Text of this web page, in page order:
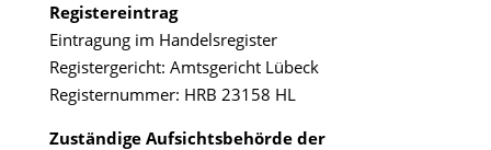
Registereintrag
Eintragung im Handelsregister
Registergericht: Amtsgericht Lübeck
Registernummer: HRB 23158 HL
Zuständige Aufsichtsbehörde der